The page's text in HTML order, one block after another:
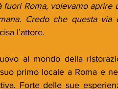
fuori Roma, volevamo
Credo che questa
l’attore.
al mondo della
primo locale a Roma e
Forte delle sue